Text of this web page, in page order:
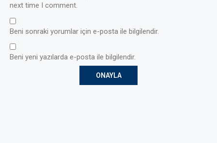
next time I comment.
Beni sonraki yorumlar için e-posta ile bilgilendir.
Beni yeni yazılarda e-posta ile bilgilendir.